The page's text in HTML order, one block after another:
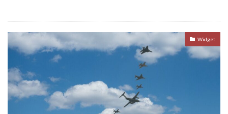
Widget